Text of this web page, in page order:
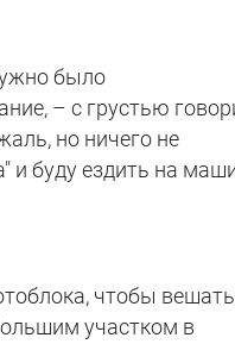
было
– с грустью
но ничего не
буду ездить на
чтобы вешать
участком в